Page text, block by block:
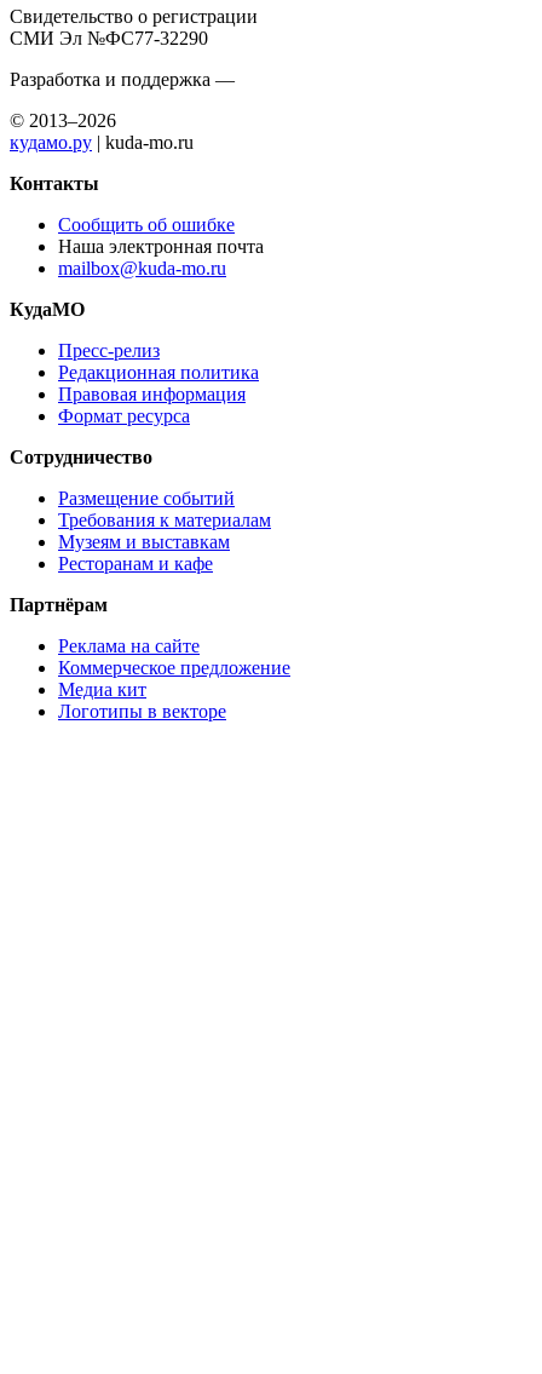
Свидетельство о регистрации
СМИ Эл №ФС77-32290
Разработка и поддержка —
© 2013–2026
кудамо.ру | kuda-mo.ru
Контакты
Сообщить об ошибке
Наша электронная почта
mailbox@kuda-mo.ru
КудаМО
Пресс-релиз
Редакционная политика
Правовая информация
Формат ресурса
Сотрудничество
Размещение событий
Требования к материалам
Музеям и выставкам
Ресторанам и кафе
Партнёрам
Реклама на сайте
Коммерческое предложение
Медиа кит
Логотипы в векторе